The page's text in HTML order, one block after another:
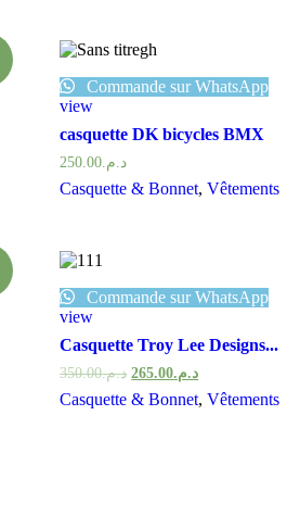
Commande sur WhatsApp
view
casquette DK bicycles BMX
د.م.250.00
Casquette & Bonnet,Vêtements
Commande sur WhatsApp
view
Casquette Troy Lee Designs...
د.م.350.00 د.م.265.00
Casquette & Bonnet,Vêtements